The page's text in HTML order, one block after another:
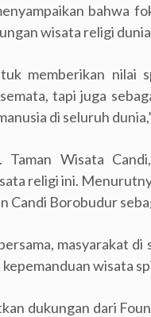
bahwa
wisata religi
memberikan nilai
tapi juga
di seluruh
Taman Wisata
religi ini.
Candi Borobudur
masyarakat
wisata
dukungan dari